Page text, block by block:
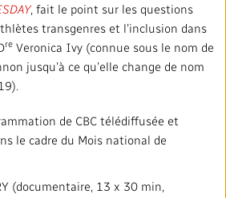
, fait le point sur les questions
transgenres et l’inclusion dans
re Veronica Ivy (connue sous le nom de
jusqu’à ce qu’elle change de nom
de CBC télédiffusée et
le cadre du Mois national de
(documentaire, 13 x 30 min,